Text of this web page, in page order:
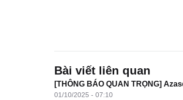
Bài viết liên quan
[THÔNG BÁO QUAN TRỌNG]
01/10/2025 - 07:10